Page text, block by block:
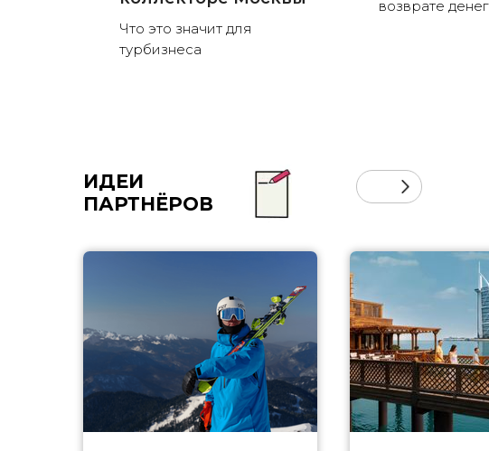
Что это значит для
турбизнеса
возврате денег
ИДЕИ
ПАРТНЁРОВ